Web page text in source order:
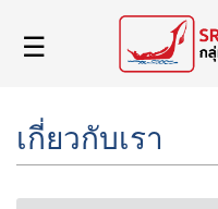
About
☰
เกี่ยวกับเรา